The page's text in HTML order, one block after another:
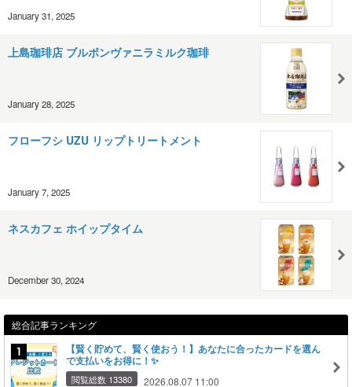
January 31, 2025
上島珈琲店 ブルボンヴァニラミルク珈琲
January 28, 2025
フローフシ UZU リップトリートメント
January 7, 2025
ネスカフェ ホイップタイム
December 30, 2024
総合記事ランキング
【賢く貯めて、賢く使おう！】あなたに合ったカードを選ん
で支払いをお得に！✨
閲覧総数 13380 2026.08.07 11:00